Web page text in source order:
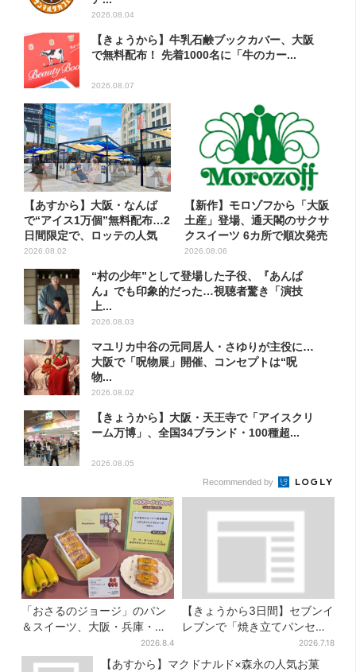
2026.08.04
【きょうから】牛乳石鹸ブックカバー、大阪
で無料配布！ 先着1000名に「牛のカー...
2026.08.07
【あすから】大阪・なんば
で“アイス1万個”無料配布…2
日間限定で、ロッテの人気
商...
2026.08.02
【新作】モロゾフから「大阪
土産」登場、通天閣のサクサ
クスイーツ 6カ所で順次発売
2026.08.06
“村の少年”として登場した子役、『あんぱ
ん』でも印象的だった…視聴者驚き「演技
上...
2026.08.03
マユリカ中谷の元同居人・さゆりが主役に…
大阪で「呪物展」開催、コンセプトは“呪
物...
2026.08.02
【きょうから】大阪・天王寺で「アイスクリ
ーム万博」、全国34ブランド・100種超...
2026.08.05
Recommended by
「おさるのジョージ」のパン
＆スイーツ、大阪・兵庫・京
都限定で【きょうから】発売
スタート
2026.8.4
【きょうから3日間】セブンイ
レブンで「焼き立てパンセー
ル」、人気シリーズがお得
に…チョコクッキーも対象
2026.7.18
【あすから】マクドナルド×森永の人気お菓